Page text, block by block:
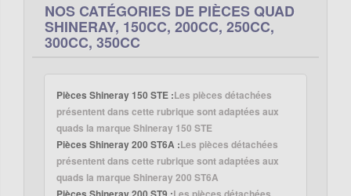
NOS CATÉGORIES DE PIÈCES QUAD
SHINERAY, 150CC, 200CC, 250CC,
300CC, 350CC
Pièces Shineray 150 STE :Les pièces détachées
présentent dans cette rubrique sont adaptées aux
quads la marque Shineray 150 STE
Pièces Shineray 200 ST6A :Les pièces détachées
présentent dans cette rubrique sont adaptées aux
quads la marque Shineray 200 ST6A